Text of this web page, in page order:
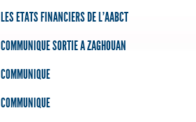
LES ETATS FINANCIERS DE L'AABCT
COMMUNIQUE SORTIE A ZAGHOUAN
COMMUNIQUE
COMMUNIQUE